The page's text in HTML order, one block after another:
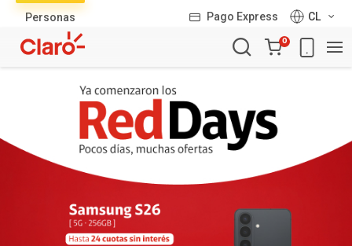
Personas Pago Express
CL
Carro
de
0
productos